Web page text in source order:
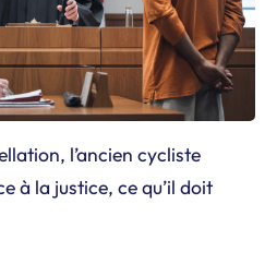
l’ancien cycliste
à la justice, ce qu’il doit